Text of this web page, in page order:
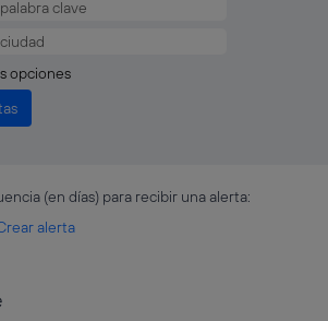
opciones
(en días) para recibir una alerta:
alerta